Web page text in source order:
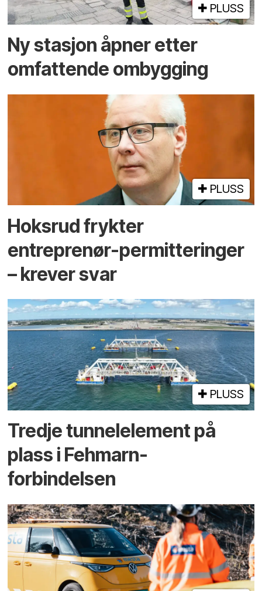
PLUSS
Ny stasjon åpner etter
omfattende ombygging
PLUSS
Hoksrud frykter
entreprenør-permitteringer
– krever svar
PLUSS
Tredje tunnel­element på
plass i Fehmarn-
forbindelsen